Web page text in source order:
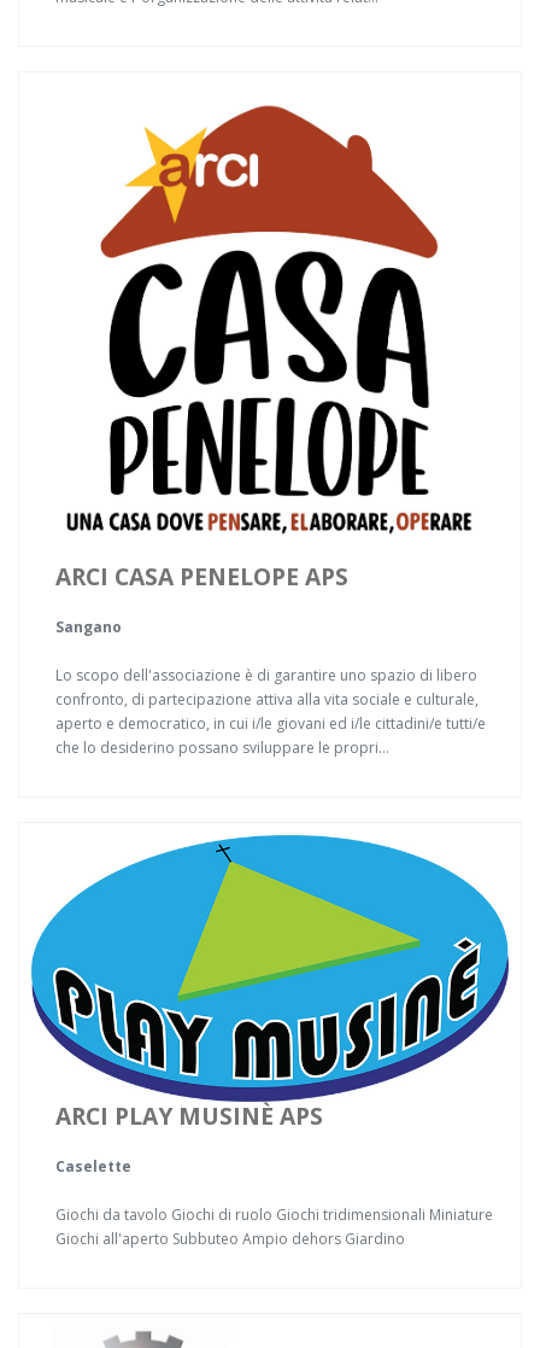
ARCI CASA PENELOPE APS
Sangano
Lo scopo dell'associazione è di garantire uno spazio di libero
confronto, di partecipazione attiva alla vita sociale e culturale,
aperto e democratico, in cui i/le giovani ed i/le cittadini/e tutti/e
che lo desiderino possano sviluppare le propri...
ARCI PLAY MUSINÈ APS
Caselette
Giochi da tavolo Giochi di ruolo Giochi tridimensionali Miniature
Giochi all'aperto Subbuteo Ampio dehors Giardino